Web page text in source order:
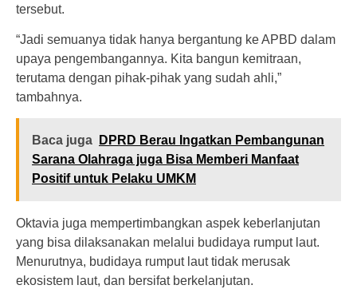
tersebut.
“Jadi semuanya tidak hanya bergantung ke APBD dalam
upaya pengembangannya. Kita bangun kemitraan,
terutama dengan pihak-pihak yang sudah ahli,”
tambahnya.
Baca juga
DPRD Berau Ingatkan Pembangunan
Sarana Olahraga juga Bisa Memberi Manfaat
Positif untuk Pelaku UMKM
Oktavia juga mempertimbangkan aspek keberlanjutan
yang bisa dilaksanakan melalui budidaya rumput laut.
Menurutnya, budidaya rumput laut tidak merusak
ekosistem laut, dan bersifat berkelanjutan.